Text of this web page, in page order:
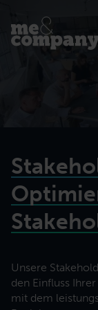
Übersicht zur
Lernen Sie die
kennen.
Prinzipien, Methoden
Lerne mehr über
Unsere
den Einfluss
mit dem